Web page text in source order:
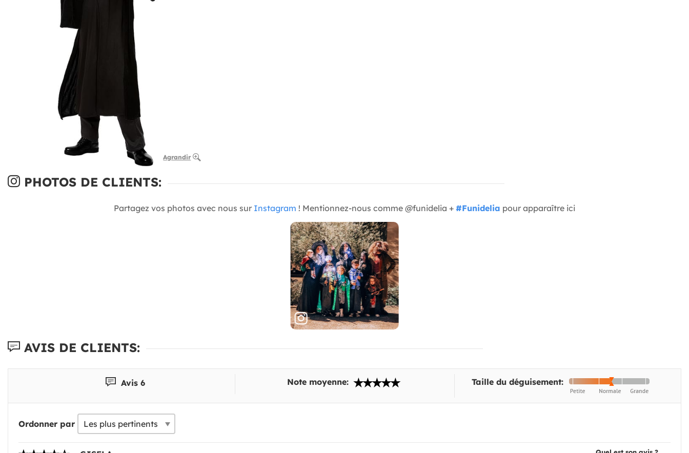
Agrandir
PHOTOS DE CLIENTS:
Partagez vos photos avec nous sur Instagram ! Mentionnez-nous comme @funidelia + #Funidelia pour apparaître ici
AVIS DE CLIENTS:
Avis 6 Note moyenne: Taille du déguisement:
Ordonner par